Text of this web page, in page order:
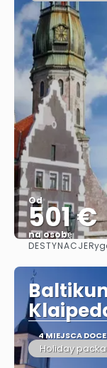
Od
501 €
na osobę
DESTYNACJE
4 MIEJSCA
Holiday